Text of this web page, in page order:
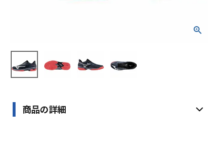
商品の詳細